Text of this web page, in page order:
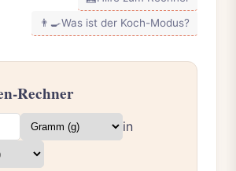
👨‍🍳Was ist der Koch-Modus?
Rechner
in